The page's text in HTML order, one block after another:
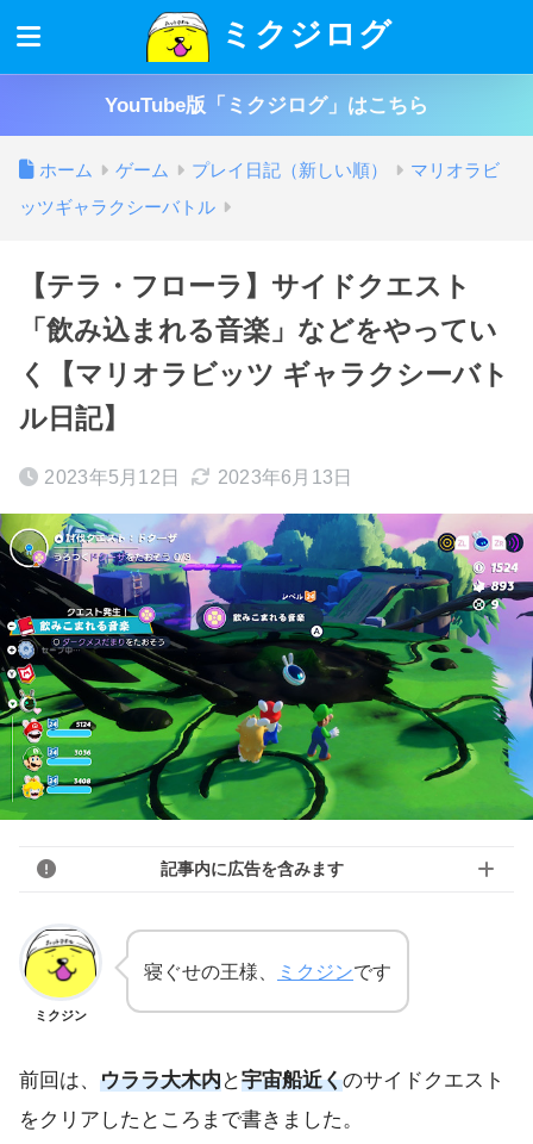
ミクジログ
YouTube版「ミクジログ」はこちら
ホーム ゲーム プレイ日記（新しい順）
マリオラビ
ッツギャラクシーバトル
【テラ・フローラ】サイドクエスト
「飲み込まれる音楽」などをやってい
く【マリオラビッツ ギャラクシーバト
ル日記】
2023年5月12日 2023年6月13日
記事内に広告を含みます
ミクジン
寝ぐせの王様、 ミクジンです
前回は、 ウララ大木内と宇宙船近くのサイドクエスト
をクリアしたところまで書きました。